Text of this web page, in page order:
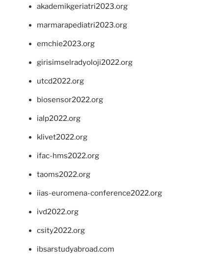
akademikgeriatri2023.org
marmarapediatri2023.org
emchie2023.org
girisimselradyoloji2022.org
utcd2022.org
biosensor2022.org
ialp2022.org
klivet2022.org
ifac-hms2022.org
taoms2022.org
iias-euromena-conference2022.org
ivd2022.org
csity2022.org
ibsarstudyabroad.com